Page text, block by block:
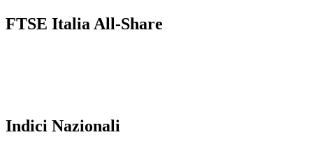
FTSE Italia All-Share
Indici Nazionali